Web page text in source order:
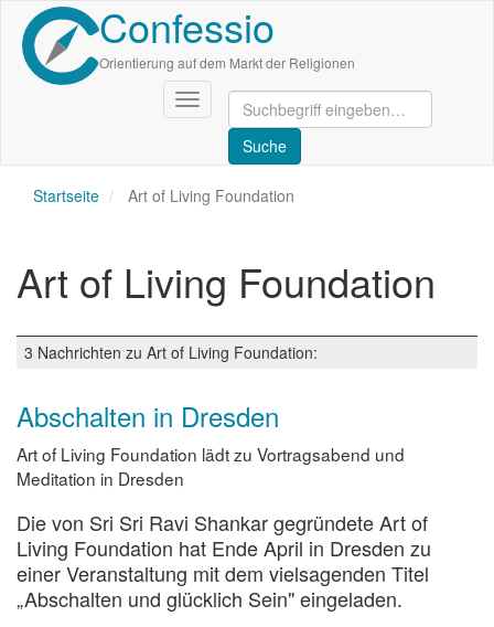
Direkt
zum
Inhalt
Confessio
Orientierung auf dem Markt der Religionen
Navigation
aktivieren/deaktivieren
Startseite Art of Living Foundation
Art of Living Foundation
3 Nachrichten zu Art of Living Foundation:
Abschalten in Dresden
Art of Living Foundation lädt zu Vortragsabend und
Meditation in Dresden
Die von Sri Sri Ravi Shankar gegründete Art of
Living Foundation hat Ende April in Dresden zu
einer Veranstaltung mit dem vielsagenden Titel
„Abschalten und glücklich Sein" eingeladen.